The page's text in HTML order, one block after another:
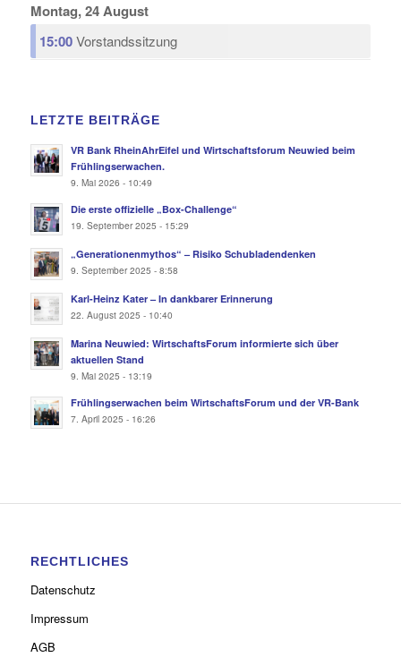
Montag, 24 August
15:00Vorstandssitzung
LETZTE BEITRÄGE
VR Bank RheinAhrEifel und Wirtschaftsforum Neuwied beim
Frühlingserwachen.
9. Mai 2026 - 10:49
Die erste offizielle „Box-Challenge“
19. September 2025 - 15:29
„Generationenmythos“ – Risiko Schubladendenken
9. September 2025 - 8:58
Karl-Heinz Kater – In dankbarer Erinnerung
22. August 2025 - 10:40
Marina Neuwied: WirtschaftsForum informierte sich über
aktuellen Stand
9. Mai 2025 - 13:19
Frühlingserwachen beim WirtschaftsForum und der VR-Bank
7. April 2025 - 16:26
RECHTLICHES
Datenschutz
Impressum
AGB